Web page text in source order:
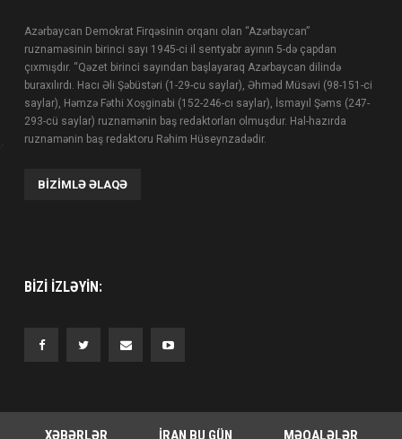
Azərbaycan Demokrat Firqəsinin orqanı olan “Azərbaycan”
ruznaməsinin birinci sayı 1945-ci il sentyabr ayının 5-də çapdan
çıxmışdır. “Qəzet birinci sayından başlayaraq Azərbaycan dilində
buraxılırdı. Hacı Əli Şəbüstəri (1-29-cu saylar), Əhməd Müsəvi (98-151-ci
saylar), Həmzə Fəthi Xoşginabi (152-246-cı saylar), İsmayıl Şəms (247-
293-cü saylar) ruznamənin baş redaktorları olmuşdur. Hal-hazırda
ruznamənin baş redaktoru Rəhim Hüseynzadədir.
BIZIMLƏ ƏLAQƏ
BIZI IZLƏYIN:
XƏBƏRLƏR İRAN BU GÜN MƏQALƏLƏR